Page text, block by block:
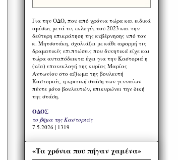
Για την ΟΔΟ, που από χρόνια τώρα και ειδικά
αμέσως μετά τις εκλογές του 2023 και την
δεύτερη επικράτηση της κυβέρνησης υπό τον
κ. Μητσοτάκη, σχολιάζει με κάθε αφορμή τις
δραματικές επιπτώσεις που δυνητικά είχε και
τώρα αυταπόδεικτα έχει για την Καστοριά η
(νέα) επανεκλογή της κυρίας Μαρίας
Αντωνίου στο αξίωμα της βουλευτή
Καστοριάς, η κριτική στάση των γενναίων
πέντε μόνο βουλευτών, επικυρώνει την δική
της στάση.
ΟΔΟΣ
το βήμα της Καστοριάς
7.5.2026 | 1319
«Τα χρόνια που πήγαν χαμένα»